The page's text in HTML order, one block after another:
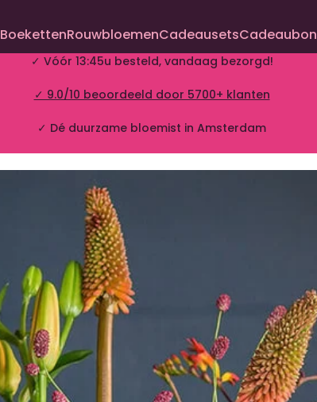
BoekettenRouwbloemenCadeausetsCadeaubon
✓ Vóór 13:45u besteld, vandaag bezorgd!
✓ 9.0/10 beoordeeld door 5700+ klanten
✓ Dé duurzame bloemist in Amsterdam